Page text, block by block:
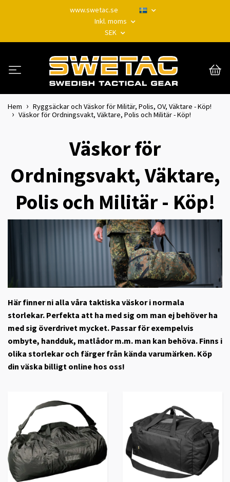
www.swetac.se
Inkl. moms
SEK
Hem
Ryggsäckar och Väskor för Militär, Polis, OV, Väktare - Köp!
Väskor för Ordningsvakt, Väktare, Polis och Militär - Köp!
Väskor för
Ordningsvakt, Väktare,
Polis och Militär - Köp!
Här finner ni alla våra taktiska väskor i normala
storlekar. Perfekta att ha med sig om man ej behöver ha
med sig överdrivet mycket. Passar för exempelvis
ombyte, handduk, matlådor m.m. man kan behöva. Finns i
olika storlekar och färger från kända varumärken. Köp
din väska billigt online hos oss!